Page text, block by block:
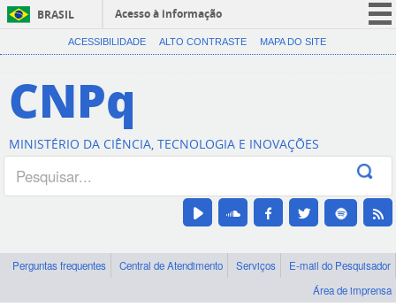
BRASIL
Acesso à informação
CORONAVÍRUS (COVID-19)
Canais
ACESSIBILIDADE ALTO CONTRASTE MAPA DO SITE
CNPq
MINISTÉRIO DA CIÊNCIA, TECNOLOGIA E INOVAÇÕES
Perguntas frequentes Central de Atendimento Serviços
E-mail do Pesquisador
Área de imprensa